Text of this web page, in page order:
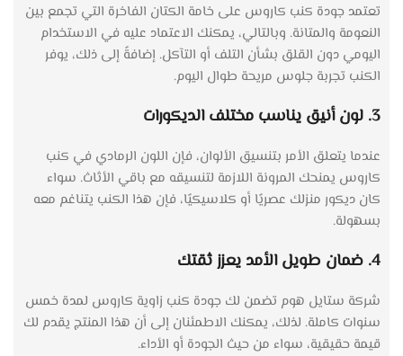
تعتمد جودة كنب كاروس على خامة الكتان الفاخرة التي تجمع بين
النعومة والمتانة. وبالتالي، يمكنك الاعتماد عليه في الاستخدام
اليومي دون القلق بشأن التلف أو التآكل. إضافةً إلى ذلك، يوفر
الكنب تجربة جلوس مريحة طوال اليوم.
3. لون أنيق يناسب مختلف الديكورات
عندما يتعلق الأمر بتنسيق الألوان، فإن اللون الرمادي في كنب
كاروس يمنحك المرونة اللازمة لتنسيقه مع باقي الأثاث. سواء
كان ديكور منزلك عصريًا أو كلاسيكيًا، فإن هذا الكنب يتناغم معه
بسهولة.
4. ضمان طويل الأمد يعزز ثقتك
شركة ستايل هوم تضمن لك جودة كنب زاوية كاروس لمدة خمس
سنوات كاملة. لذلك، يمكنك الاطمئنان إلى أن هذا المنتج يقدم لك
قيمة حقيقية، سواء من حيث الجودة أو الأداء.